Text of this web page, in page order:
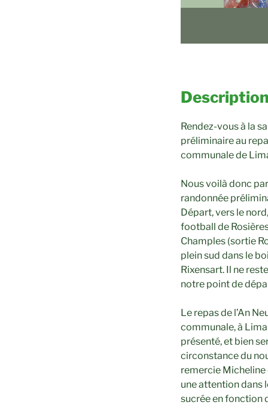
Rendez-vous à la
préliminaire au
communale de
Nous voilà donc
randonnée
Départ, vers le
football de
Champles (sortie
plein sud dans le
Rixensart. Il ne
notre point de
Le repas de l’An
communale, à
présenté, et bien
circonstance du
remercie Micheline
une attention dans
sucrée en fonction